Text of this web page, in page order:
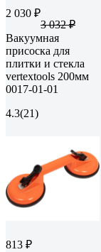
2 030 ₽
3 032 ₽
Вакуумная
присоска для
плитки и стекла
vertextools 200мм
0017-01-01
4.3(21)
813 ₽